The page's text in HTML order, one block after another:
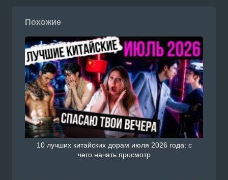
Похожие
10 лучших китайских дорам июля 2026 года: с
чего начать просмотр